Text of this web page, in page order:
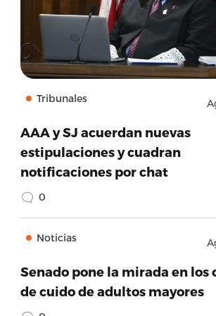
Tribunales
AAA y SJ acuerdan nuevas
estipulaciones y cuadran
notificaciones por chat
0
Noticias
Senado pone la mirada en los
de cuido de adultos mayores